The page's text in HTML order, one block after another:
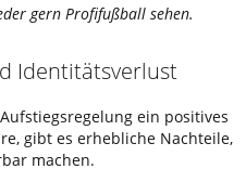
gern Profifußball sehen.
Identitätsverlust
ein positives
gibt es erhebliche Nachteile,
machen.